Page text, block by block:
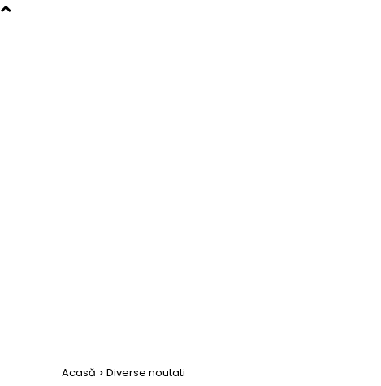
Acasă Diverse noutati